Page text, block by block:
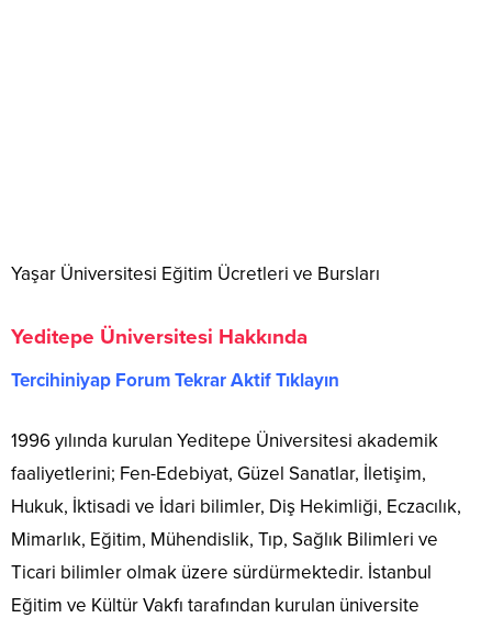
Yaşar Üniversitesi Eğitim Ücretleri ve Bursları
Yeditepe Üniversitesi Hakkında
Tercihiniyap Forum Tekrar Aktif Tıklayın
1996 yılında kurulan Yeditepe Üniversitesi akademik
faaliyetlerini; Fen-Edebiyat, Güzel Sanatlar, İletişim,
Hukuk, İktisadi ve İdari bilimler, Diş Hekimliği, Eczacılık,
Mimarlık, Eğitim, Mühendislik, Tıp, Sağlık Bilimleri ve
Ticari bilimler olmak üzere sürdürmektedir. İstanbul
Eğitim ve Kültür Vakfı tarafından kurulan üniversite